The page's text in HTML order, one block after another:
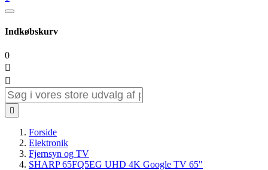
Indkøbskurv
0



Forside
Elektronik
Fjernsyn og TV
SHARP 65FQ5EG UHD 4K Google TV 65"